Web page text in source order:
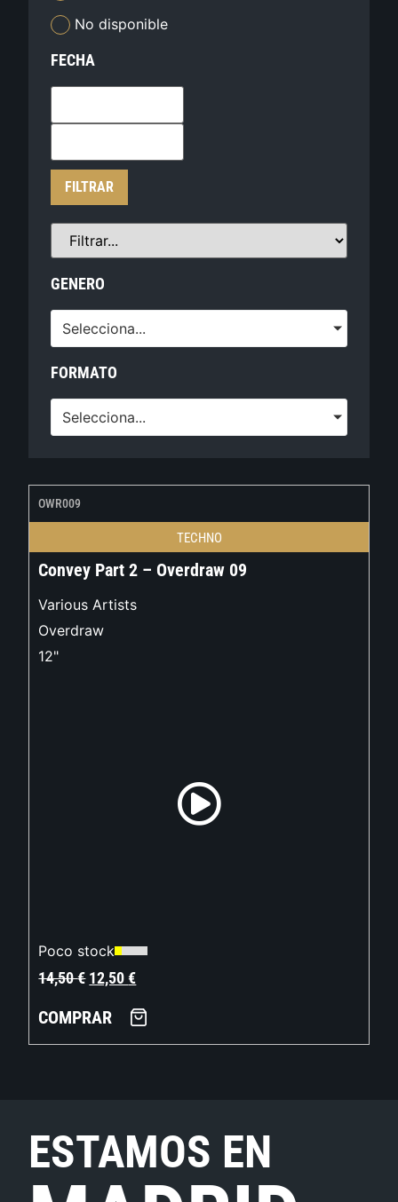
No disponible
FECHA
FILTRAR
GENERO
Selecciona...
FORMATO
Selecciona...
OWR009
TECHNO
Convey Part 2 – Overdraw 09
Various Artists
Overdraw
12"
Poco stock
14,50€ 12,50€
COMPRAR
ESTAMOS EN